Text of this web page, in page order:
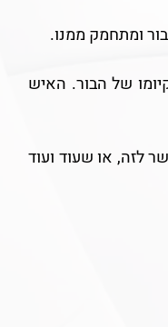
ומתחמק ממנו.